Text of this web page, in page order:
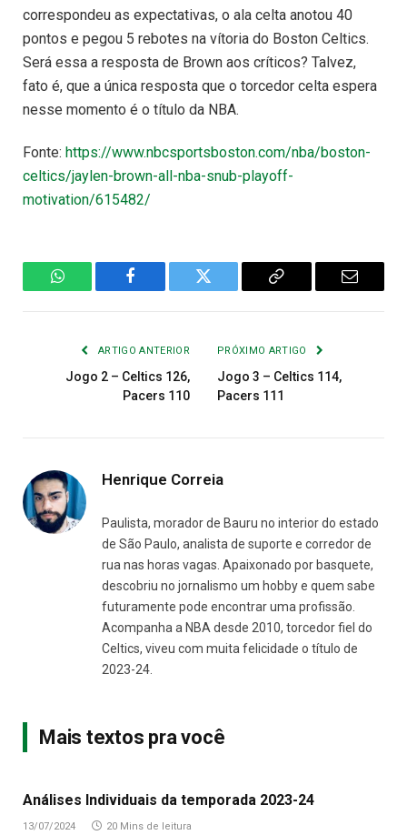
correspondeu as expectativas, o ala celta anotou 40
pontos e pegou 5 rebotes na vítoria do Boston Celtics.
Será essa a resposta de Brown aos críticos? Talvez,
fato é, que a única resposta que o torcedor celta espera
nesse momento é o título da NBA.
Fonte: https://www.nbcsportsboston.com/nba/boston-
celtics/jaylen-brown-all-nba-snub-playoff-
motivation/615482/
WhatsAppFacebook Twitter
Copiar
E-
ARTIGO ANTERIOR
Jogo 2 – Celtics 126,
Pacers 110
PRÓXIMO ARTIGO
Jogo 3 – Celtics 114,
Pacers 111
Henrique Correia
Paulista, morador de Bauru no interior do estado
de São Paulo, analista de suporte e corredor de
rua nas horas vagas. Apaixonado por basquete,
descobriu no jornalismo um hobby e quem sabe
futuramente pode encontrar uma profissão.
Acompanha a NBA desde 2010, torcedor fiel do
Celtics, viveu com muita felicidade o título de
2023-24.
Mais textos pra você
Análises Individuais da temporada 2023-24
13/07/2024 20 Mins de leitura